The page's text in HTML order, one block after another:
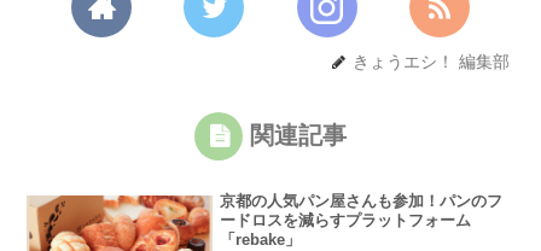
きょうエシ！ 編集部
関連記事
京都の人気パン屋さんも参加！パンのフ
ードロスを減らすプラットフォーム
「rebake」